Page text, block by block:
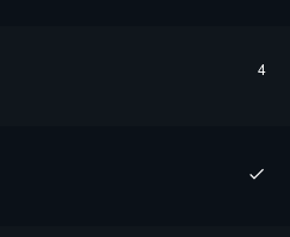
4